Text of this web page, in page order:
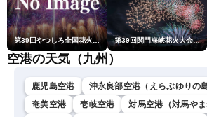
第39回やつしろ全国花火競技大会 第39回関門海峡花火大会(門司側)
空港の天気（九州）
鹿児島空港
沖永良部空港（えらぶゆりの
奄美空港
壱岐空港
対馬空港（対馬やま